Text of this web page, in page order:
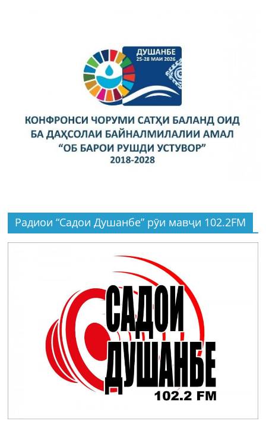
Радиои “Садои Душанбе” рӯи мавҷи 102.2FM